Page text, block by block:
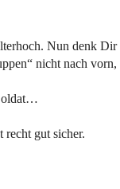
Nun denk
nicht nach
recht gut sicher.